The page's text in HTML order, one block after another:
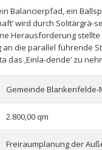
Balancierpfad, ein
wird durch
Herausforderung
an die parallel führende
das ‚Einla-dende’ zu
Gemeinde Blankenfelde-
2.800,00 qm
Freiraumplanung der